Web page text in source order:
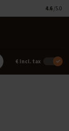
4.6 /5.0
€ Incl. tax